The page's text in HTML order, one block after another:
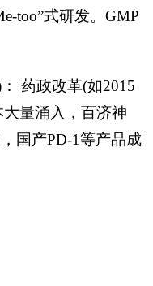
too”式研发。GMP
药政改革(如2015
量涌入，百济神
国产PD-1等产品成